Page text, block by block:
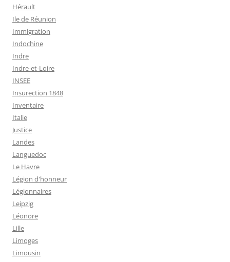
Hérault
Ile de Réunion
Immigration
Indochine
Indre
Indre-et-Loire
INSEE
Insurection 1848
Inventaire
Italie
Justice
Landes
Languedoc
Le Havre
Légion d'honneur
Légionnaires
Leipzig
Léonore
Lille
Limoges
Limousin